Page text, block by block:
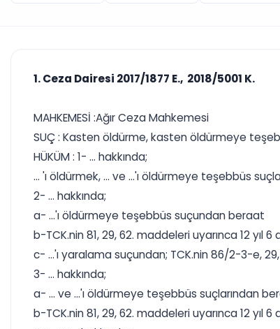
1. Ceza Dairesi 2017/1877 E., 2018/5001 K.
MAHKEMESİ :Ağır Ceza Mahkemesi
SUÇ : Kasten öldürme, kasten öldürmeye
HÜKÜM : 1- ... hakkında;
... 'ı öldürmek, ... ve ...'ı öldürmeye teşebbüs
2- ... hakkında;
a- ...'ı öldürmeye teşebbüs suçundan beraat
b-TCK.nin 81, 29, 62. maddeleri uyarınca 12 yıl 6
c- ...'ı yaralama suçundan; TCK.nin 86/2-3-e,
3- ... hakkında;
a- ... ve ...'ı öldürmeye teşebbüs suçlarından
b-TCK.nin 81, 29, 62. maddeleri uyarınca 12 yıl 6